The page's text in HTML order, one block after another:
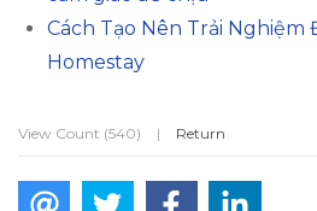
Cách Tạo Nên Trải Nghiệm
Homestay
View Count (540) | Return